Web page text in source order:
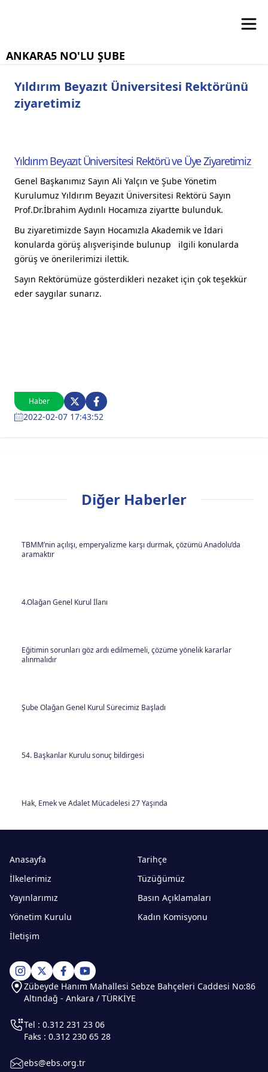
ANKARA5 NO'LU ŞUBE
Haber
2022-02-07 17:43:52
Yıldırım Beyazıt Üniversitesi Rektörünü
ziyaretimiz
Yıldırım Beyazıt Üniversitesi Rektörü ve Üye Ziyaretimiz
Genel Başkanımız Sayın Ali Yalçın ve Şube Yönetim
Kurulumuz Yıldırım Beyazıt Üniversitesi Rektörü Sayın
Prof.Dr.İbrahim Aydınlı Hocamıza ziyartte bulunduk.
Bu ziyaretimizde Sayın Hocamızla Akademik ve İdari
konularda görüş alışverişinde bulunup ilgili konularda
görüş ve önerilerimizi ilettik.
Sayın Rektörümüze gösterdikleri nezaket için çok teşekkür
eder saygılar sunarız.
Diğer Haberler
TBMM’nin açılışı, emperyalizme karşı durmak, çözümü Anadolu’da
aramaktır
4.Olağan Genel Kurul İlanı
Eğitimin sorunları göz ardı edilmemeli, çözüme yönelik kararlar
alınmalıdır
Şube Olağan Genel Kurul Sürecimiz Başladı
54. Başkanlar Kurulu sonuç bildirgesi
Hak, Emek ve Adalet Mücadelesi 27 Yaşında
Anasayfa
Tarihçe
İlkelerimiz
Tüzüğümüz
Yayınlarımız
Basın Açıklamaları
Yönetim Kurulu
Kadın Komisyonu
İletişim
Zübeyde Hanım Mahallesi Sebze Bahçeleri Caddesi No:86
Altındağ - Ankara / TÜRKİYE
Tel : 0.312 231 23 06
Faks : 0.312 230 65 28
ebs@ebs.org.tr